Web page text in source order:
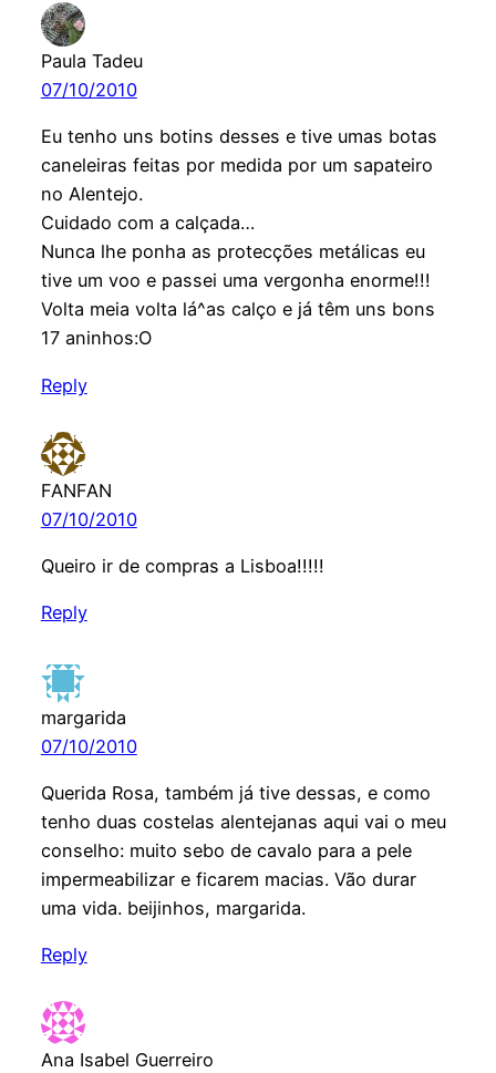
Paula Tadeu
07/10/2010
Eu tenho uns botins desses e tive umas botas
caneleiras feitas por medida por um sapateiro
no Alentejo.
Cuidado com a calçada…
Nunca lhe ponha as protecções metálicas eu
tive um voo e passei uma vergonha enorme!!!
Volta meia volta lá^as calço e já têm uns bons
17 aninhos:O
Reply
FANFAN
07/10/2010
Queiro ir de compras a Lisboa!!!!!
Reply
margarida
07/10/2010
Querida Rosa, também já tive dessas, e como
tenho duas costelas alentejanas aqui vai o meu
conselho: muito sebo de cavalo para a pele
impermeabilizar e ficarem macias. Vão durar
uma vida. beijinhos, margarida.
Reply
Ana Isabel Guerreiro